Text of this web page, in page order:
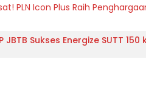
PLN Icon Plus Raih
JBTB Sukses Energize SUTT